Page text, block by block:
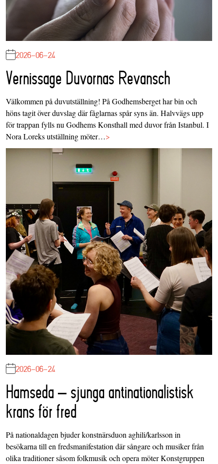
2026-06-24
Vernissage Duvornas Revansch
Välkommen på duvutställning! På Godhemsberget har bin och
höns tagit över duvslag där fåglarnas spår syns än. Halvvägs upp
för trappan fylls nu Godhems Konsthall med duvor från Istanbul. I
Nora Loreks utställning möter…>
2026-06-24
Hamseda – sjunga antinationalistisk
krans för fred
På nationaldagen bjuder konstnärsduon aghili/karlsson in
besökarna till en fredsmanifestation där sångare och musiker från
olika traditioner såsom folkmusik och opera möter Konstgruppen